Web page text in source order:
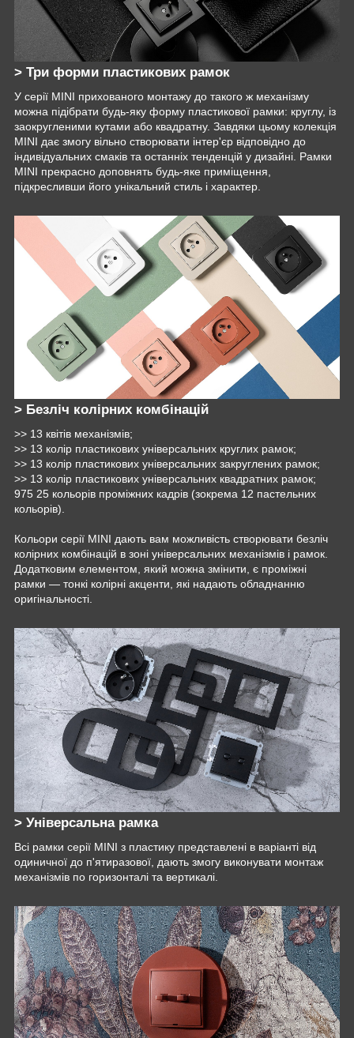
> Три форми пластикових рамок
У серії MINI прихованого монтажу до такого ж механізму
можна підібрати будь-яку форму пластикової рамки: круглу, із
заокругленими кутами або квадратну. Завдяки цьому колекція
MINI дає змогу вільно створювати інтер'єр відповідно до
індивідуальних смаків та останніх тенденцій у дизайні. Рамки
MINI прекрасно доповнять будь-яке приміщення,
підкресливши його унікальний стиль і характер.
> Безліч колірних комбінацій
>> 13 квітів механізмів;
>> 13 колір пластикових універсальних круглих рамок;
>> 13 колір пластикових універсальних закруглених рамок;
>> 13 колір пластикових універсальних квадратних рамок;
975 25 кольорів проміжних кадрів (зокрема 12 пастельних
кольорів).
Кольори серії MINI дають вам можливість створювати безліч
колірних комбінацій в зоні універсальних механізмів і рамок.
Додатковим елементом, який можна змінити, є проміжні
рамки — тонкі колірні акценти, які надають обладнанню
оригінальності.
> Універсальна рамка
Всі рамки серії MINI з пластику представлені в варіанті від
одиничної до п'ятиразової, дають змогу виконувати монтаж
механізмів по горизонталі та вертикалі.